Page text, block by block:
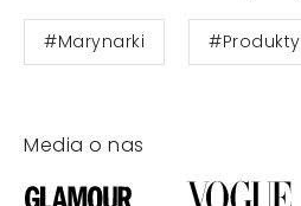
#Marynarki #Produkty
Media o nas